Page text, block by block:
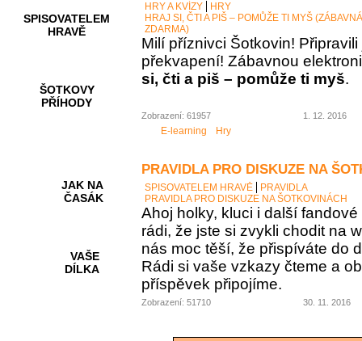
SPISOVATELEM
HRAVĚ
ŠOTKOVY
PŘÍHODY
JAK NA
ČASÁK
VAŠE
DÍLKA
HRY A KVÍZY
HRY
HRAJ SI, ČTI A PIŠ – POMŮŽE TI MYŠ
ZDARMA)
Milí příznivci Šotkovin!
překvapení! Zábavnou
si, čti a piš – pomůže ti myš.
Zobrazení: 61957 1. 12. 2016
E-learning Hry
PRAVIDLA PRO DISKUZE NA
SPISOVATELEM HRAVĚ
PRAVIDLA
PRAVIDLA PRO DISKUZE NA ŠOTKOVINÁCH
Ahoj holky, kluci i další
rádi, že jste si zvykli chodit na
nás moc těší, že přispíváte do
Rádi si vaše vzkazy čteme a
příspěvek připojíme.
Zobrazení: 51710 30. 11. 2016